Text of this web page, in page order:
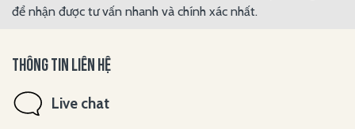
để nhận được tư vấn nhanh và chính xác nhất.
THÔNG TIN LIÊN HỆ
Live chat